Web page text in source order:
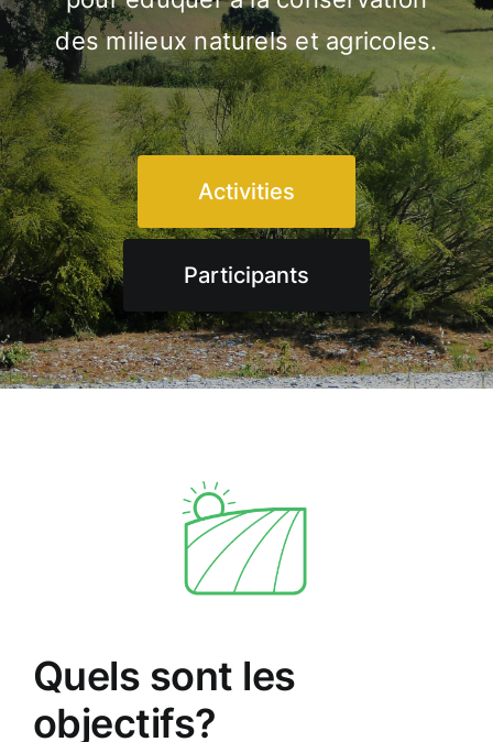
Contest
Experiencies
Français
des milieux naturels et agricoles.
Activities
Participants
Quels sont les
objectifs?